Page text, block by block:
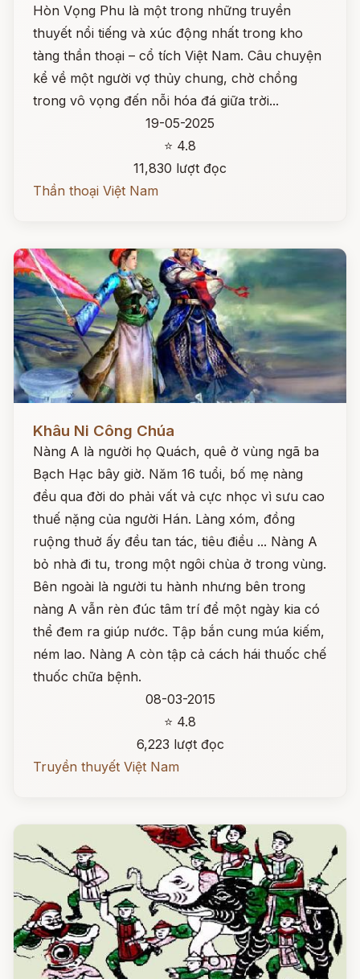
Hòn Vọng Phu là một trong những truyền
thuyết nổi tiếng và xúc động nhất trong kho
tàng thần thoại – cổ tích Việt Nam. Câu chuyện
kể về một người vợ thủy chung, chờ chồng
trong vô vọng đến nỗi hóa đá giữa trời...
19-05-2025
⭐ 4.8
11,830 lượt đọc
Thần thoại Việt Nam
Khâu Ni Công Chúa
Nàng A là người họ Quách, quê ở vùng ngã ba
Bạch Hạc bây giờ. Năm 16 tuổi, bố mẹ nàng
đều qua đời do phải vất vả cực nhọc vì sưu cao
thuế nặng của người Hán. Làng xóm, đồng
ruộng thuở ấy đều tan tác, tiêu điều ... Nàng A
bỏ nhà đi tu, trong một ngôi chùa ở trong vùng.
Bên ngoài là người tu hành nhưng bên trong
nàng A vẫn rèn đúc tâm trí để một ngày kia có
thể đem ra giúp nước. Tập bắn cung múa kiếm,
ném lao. Nàng A còn tập cả cách hái thuốc chế
thuốc chữa bệnh.
08-03-2015
⭐ 4.8
6,223 lượt đọc
Truyền thuyết Việt Nam